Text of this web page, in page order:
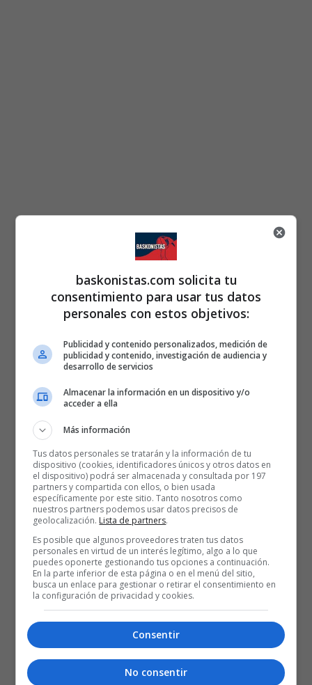
baskonistas.com solicita tu
consentimiento para usar tus datos
personales con estos objetivos:
Publicidad y contenido personalizados, medición de
publicidad y contenido, investigación de audiencia y
desarrollo de servicios
Almacenar la información en un dispositivo y/o
acceder a ella
Más información
Tus datos personales se tratarán y la información de tu
dispositivo (cookies, identificadores únicos y otros datos en
el dispositivo) podrá ser almacenada y consultada por 197
partners y compartida con ellos, o bien usada
específicamente por este sitio. Tanto nosotros como
nuestros partners podemos usar datos precisos de
geolocalización. Lista de partners.
Es posible que algunos proveedores traten tus datos
personales en virtud de un interés legítimo, algo a lo que
puedes oponerte gestionando tus opciones a continuación.
En la parte inferior de esta página o en el menú del sitio,
busca un enlace para gestionar o retirar el consentimiento en
la configuración de privacidad y cookies.
Consentir
No consentir